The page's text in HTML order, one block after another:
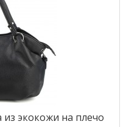
из экокожи на плечо